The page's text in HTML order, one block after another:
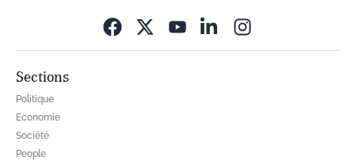
Sections
Politique
Economie
Société
People